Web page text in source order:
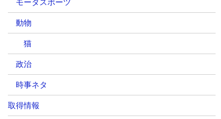
モータスポーツ
動物
猫
政治
時事ネタ
取得情報